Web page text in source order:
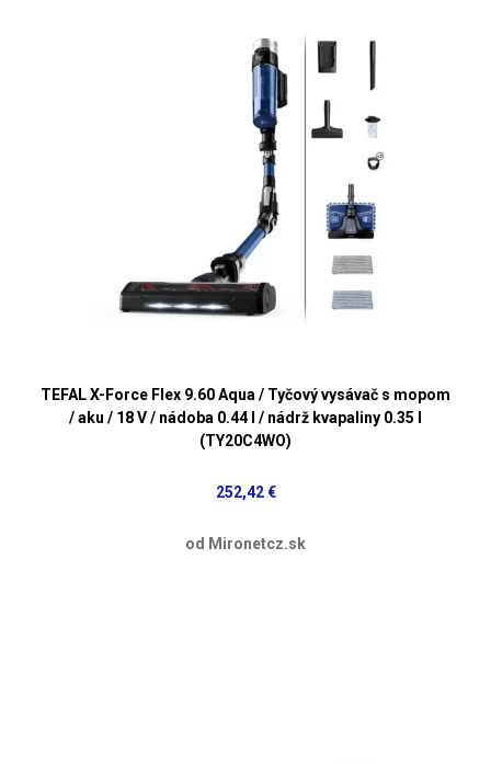
TEFAL X-Force Flex 9.60 Aqua / Tyčový vysávač s mopom
/ aku / 18 V / nádoba 0.44 l / nádrž kvapaliny 0.35 l
(TY20C4WO)
252,42 €
od Mironetcz.sk